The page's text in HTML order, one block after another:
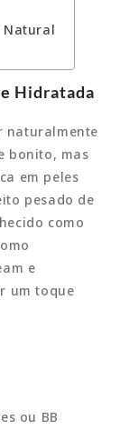
Natural
Hidratada
naturalmente
bonito, mas
em peles
pesado de
como
e
um toque
ou BB